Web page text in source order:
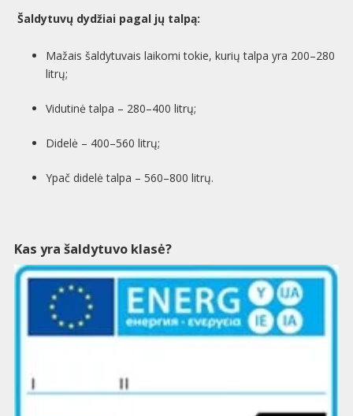
Šaldytuvų dydžiai pagal jų talpą:
Mažais šaldytuvais laikomi tokie, kurių talpa yra 200–280
litrų;
Vidutinė talpa – 280–400 litrų;
Didelė – 400–560 litrų;
Ypač didelė talpa – 560–800 litrų.
Kas yra šaldytuvo klasė?